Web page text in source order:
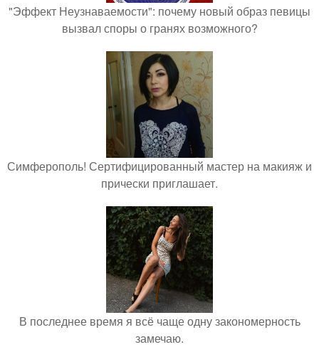
"Эффект Неузнаваемости": почему новый образ певицы
вызвал споры о гранях возможного?
Симферополь! Сертифицированный мастер на макияж и
прически приглашает.
В последнее время я всё чаще одну закономерность
замечаю.